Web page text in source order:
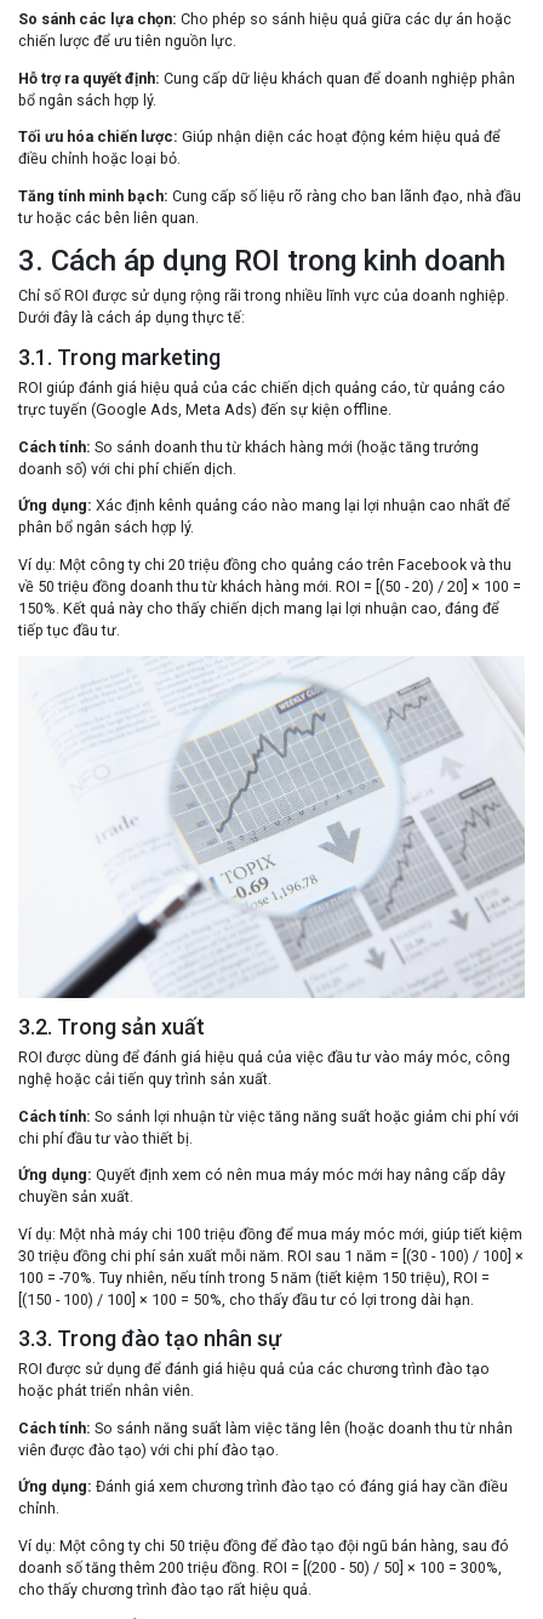
So sánh các lựa chọn: Cho phép so sánh hiệu quả giữa các dự án hoặc
chiến lược để ưu tiên nguồn lực.
Hỗ trợ ra quyết định: Cung cấp dữ liệu khách quan để doanh nghiệp phân
bổ ngân sách hợp lý.
Tối ưu hóa chiến lược: Giúp nhận diện các hoạt động kém hiệu quả để
điều chỉnh hoặc loại bỏ.
Tăng tính minh bạch: Cung cấp số liệu rõ ràng cho ban lãnh đạo, nhà đầu
tư hoặc các bên liên quan.
3. Cách áp dụng ROI trong kinh doanh
Chỉ số ROI được sử dụng rộng rãi trong nhiều lĩnh vực của doanh nghiệp.
Dưới đây là cách áp dụng thực tế:
3.1. Trong marketing
ROI giúp đánh giá hiệu quả của các chiến dịch quảng cáo, từ quảng cáo
trực tuyến (Google Ads, Meta Ads) đến sự kiện offline.
Cách tính: So sánh doanh thu từ khách hàng mới (hoặc tăng trưởng
doanh số) với chi phí chiến dịch.
Ứng dụng: Xác định kênh quảng cáo nào mang lại lợi nhuận cao nhất để
phân bổ ngân sách hợp lý.
Ví dụ: Một công ty chi 20 triệu đồng cho quảng cáo trên Facebook và thu
về 50 triệu đồng doanh thu từ khách hàng mới. ROI = [(50 - 20) / 20] × 100 =
150%. Kết quả này cho thấy chiến dịch mang lại lợi nhuận cao, đáng để
tiếp tục đầu tư.
3.2. Trong sản xuất
ROI được dùng để đánh giá hiệu quả của việc đầu tư vào máy móc, công
nghệ hoặc cải tiến quy trình sản xuất.
Cách tính: So sánh lợi nhuận từ việc tăng năng suất hoặc giảm chi phí với
chi phí đầu tư vào thiết bị.
Ứng dụng: Quyết định xem có nên mua máy móc mới hay nâng cấp dây
chuyền sản xuất.
Ví dụ: Một nhà máy chi 100 triệu đồng để mua máy móc mới, giúp tiết kiệm
30 triệu đồng chi phí sản xuất mỗi năm. ROI sau 1 năm = [(30 - 100) / 100] ×
100 = -70%. Tuy nhiên, nếu tính trong 5 năm (tiết kiệm 150 triệu), ROI =
[(150 - 100) / 100] × 100 = 50%, cho thấy đầu tư có lợi trong dài hạn.
3.3. Trong đào tạo nhân sự
ROI được sử dụng để đánh giá hiệu quả của các chương trình đào tạo
hoặc phát triển nhân viên.
Cách tính: So sánh năng suất làm việc tăng lên (hoặc doanh thu từ nhân
viên được đào tạo) với chi phí đào tạo.
Ứng dụng: Đánh giá xem chương trình đào tạo có đáng giá hay cần điều
chỉnh.
Ví dụ: Một công ty chi 50 triệu đồng để đào tạo đội ngũ bán hàng, sau đó
doanh số tăng thêm 200 triệu đồng. ROI = [(200 - 50) / 50] × 100 = 300%,
cho thấy chương trình đào tạo rất hiệu quả.